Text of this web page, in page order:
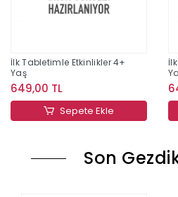
İlk Tabletimle Etkinlikler 4+
Yaş
649,00 TL
Sepete Ekle
Son